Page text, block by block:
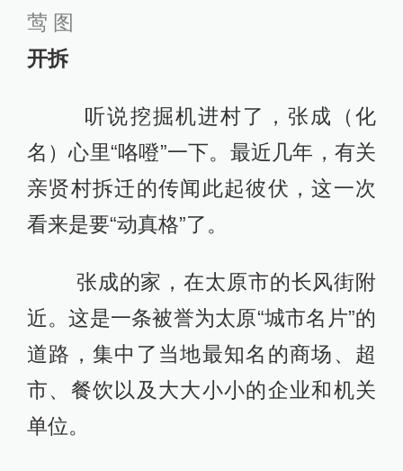
莺 图
开拆
听说挖掘机进村了，张成（化
名）心里“咯噔”一下。最近几年，有关
亲贤村拆迁的传闻此起彼伏，这一次
看来是要“动真格”了。
张成的家，在太原市的长风街附
近。这是一条被誉为太原“城市名片”的
道路，集中了当地最知名的商场、超
市、餐饮以及大大小小的企业和机关
单位。